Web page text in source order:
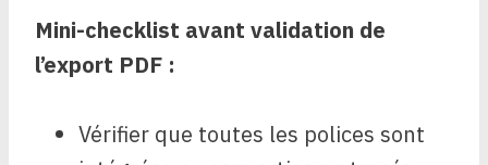
Mini-checklist avant validation de
l’export PDF :
Vérifier que toutes les polices sont